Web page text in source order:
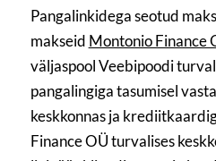
Pangalinkidega seotud
makseid Montonio Finance
väljaspool Veebipoodi
pangalingiga tasumisel
keskkonnas ja
Finance OÜ turvalises